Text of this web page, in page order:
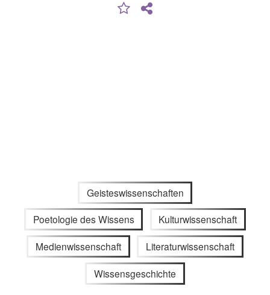
Geisteswissenschaften
Poetologie des Wissens Kulturwissenschaft
Medienwissenschaft Literaturwissenschaft
Wissensgeschichte